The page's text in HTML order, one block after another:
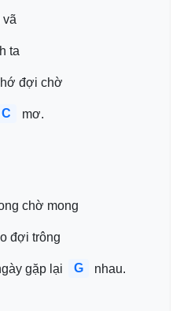
vã
ta
đợi chờ
C mơ.
chờ mong
đợi trông
gặp lại G nhau.